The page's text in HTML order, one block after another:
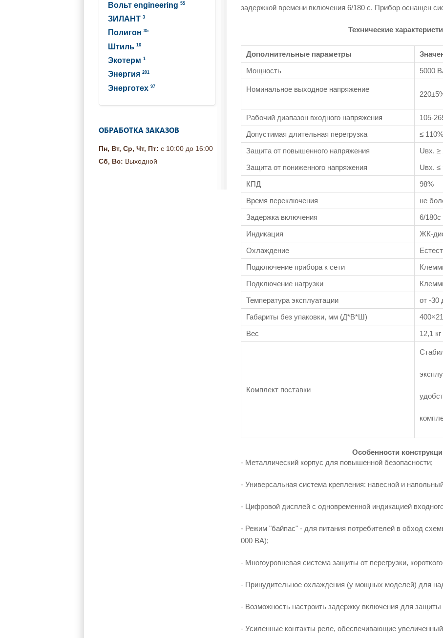
Вольт engineering 55
ЗИЛАНТ 3
Полигон 35
Штиль 16
Экотерм 1
Энергия 201
Энерготех 97
ОБРАБОТКА ЗАКАЗОВ
Пн, Вт, Ср, Чт, Пт: с 10:00 до 16:00
Сб, Вс: Выходной
задержкой времени включения 6/180 с. Прибор оснащен
Технические
Дополнительные параметры
Мощность
5000
Номинальное выходное напряжение
Рабочий диапазон входного напряжения
105-
Допустимая длительная перегрузка
≤ 110%
Защита от повышенного напряжения
Uвх. ≥
Защита от пониженного напряжения
Uвх. ≤
КПД
98%
Время переключения
не
Задержка включения
6/180с
Индикация
ЖК-
Охлаждение
Подключение прибора к сети
Подключение нагрузки
Температура эксплуатации
от -30
Габариты без упаковки, мм (Д*В*Ш)
Вес
12,1 кг
Комплект поставки
Особенности
- Металлический корпус для повышенной безопасности;
- Универсальная система крепления: навесной и
- Цифровой дисплей с одновременной индикацией
- Режим "байпас" - для питания потребителей в обход
000 ВА);
- Многоуровневая система защиты от перегрузки,
- Принудительное охлаждения (у мощных моделей) для
- Возможность настроить задержку включения для защиты
- Усиленные контакты реле, обеспечивающие